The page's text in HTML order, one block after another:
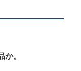
か。